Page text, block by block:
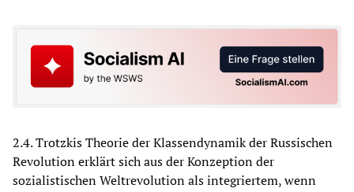
2.4. Trotzkis Theorie der Klassendynamik der Russischen
Revolution erklärt sich aus der Konzeption der
sozialistischen Weltrevolution als integriertem, wenn